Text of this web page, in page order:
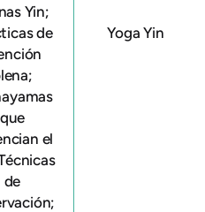
Yin;
de
que
el
de
Yoga Yin